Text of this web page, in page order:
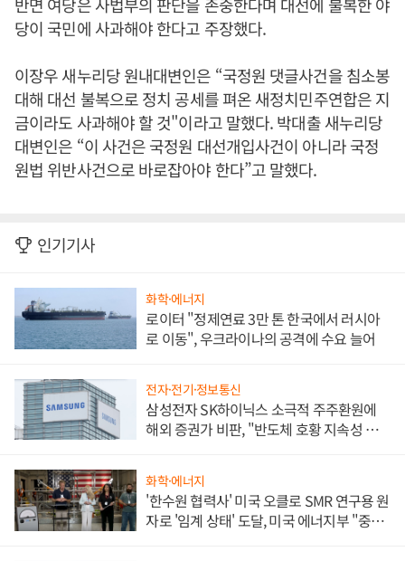
당이 국민에 사과해야 한다고 주장했다.
이장우 새누리당 원내대변인은 “국정원 댓글사건을 침소봉
대해 대선 불복으로 정치 공세를 펴온 새정치민주연합은 지
금이라도 사과해야 할 것"이라고 말했다. 박대출 새누리당
대변인은 “이 사건은 국정원 대선개입사건이 아니라 국정
원법 위반사건으로 바로잡아야 한다”고 말했다.
인기기사
화학·에너지
로이터 "정제연료 3만 톤 한국에서 러시아
로 이동", 우크라이나의 공격에 수요 늘어
전자·전기·정보통신
삼성전자 SK하이닉스 소극적 주주환원에
해외 증권가 비판, "반도체 호황 지속성 의
화학·에너지
'한수원 협력사' 미국 오클로 SMR 연구용 원
자로 '임계 상태' 도달, 미국 에너지부 "중요